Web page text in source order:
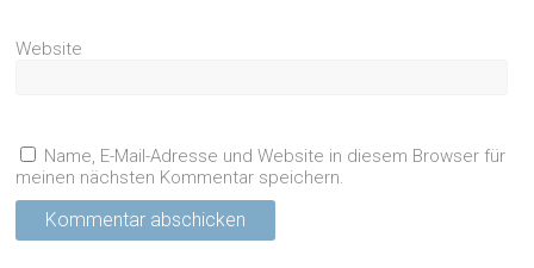
Website
Name, E-Mail-Adresse und Website in diesem Browser für
meinen nächsten Kommentar speichern.